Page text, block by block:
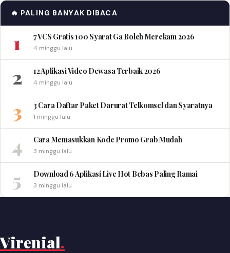
🔥 PALING BANYAK DIBACA
1 7 VCS Gratis 100 Syarat Ga Boleh Merekam 2026
4 minggu lalu
2 12 Aplikasi Video Dewasa Terbaik 2026
4 minggu lalu
3 3 Cara Daftar Paket Darurat Telkomsel dan Syaratnya
1 minggu lalu
4 Cara Memasukkan Kode Promo Grab Mudah
3 minggu lalu
5 Download 6 Aplikasi Live Hot Bebas Paling Ramai
3 minggu lalu
Virenial.